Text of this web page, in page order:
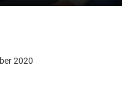
2020